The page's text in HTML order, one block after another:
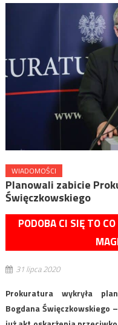
WIADOMOŚCI
Planowali zabicie
Święczkowskiego
PODOBA CI SIĘ TO
31 lipca 2020
Prokuratura wykryła
Bogdana